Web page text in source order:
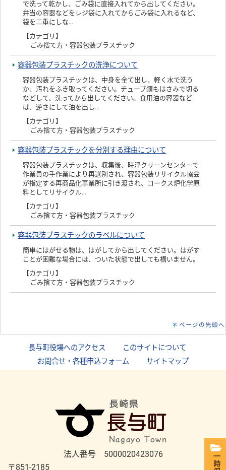
で洗って乾かし、ごみ袋に直接入れてから出してください。
弁当の容器などをレジ袋に入れてからごみ袋に入れるなど、
袋を二重にしな…
【カテゴリ】
ごみ捨て方・容器包装プラスチック
容器包装プラスチックの洗浄について
容器包装プラスチックは、中身を全て出し、軽く水で洗う
か、汚れをふき取ってください。チューブ類もはさみで切る
などして、洗ってから出してください。食用油の容器など
は、逆さにして油を出し…
【カテゴリ】
ごみ捨て方・容器包装プラスチック
容器包装プラスチックを分別する理由について
容器包装プラスチックは、収集後、時津クリーンセンターで
作業員の手作業により再選別され、容器包装リサイクル協会
が指定する再商品化事業所に引き渡され、コークス炉化学原
料としてリサイクル…
【カテゴリ】
ごみ捨て方・容器包装プラスチック
容器包装プラスチックのラベルについて
簡単にはがせる物は、はがしてから出してください。はがす
ことが困難な場合には、ついた状態で出しても構いません。
【カテゴリ】
ごみ捨て方・容器包装プラスチック
ページの先頭へ
長与町役場へのアクセス このサイトについて
お問合せ・各種申込フォーム
サイトマップ
法人番号 5000020423076
〒851-2185